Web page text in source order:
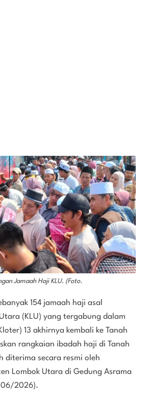
Jamaah Haji KLU. (Foto.
154 jamaah haji asal
(KLU) yang tergabung dalam
13 akhirnya kembali ke Tanah
rangkaian ibadah haji di Tanah
diterima secara resmi oleh
Lombok Utara di Gedung Asrama
06/2026).